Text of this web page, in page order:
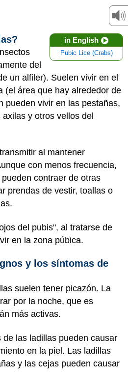
in English
Pubic Lice (Crabs)
del
un alfiler). Suelen vivir en el
(el área que hay alrededor de
pueden vivir en las pestañas,
y otros vellos del
al mantener
con menos frecuencia,
contraer de otras
prendas de vestir, toallas o
del pubis", al tratarse de
en la zona púbica.
y los síntomas de
suelen tener picazón. La
por la noche, que es
más activas.
las ladillas pueden causar
en la piel. Las ladillas
y las cejas pueden causar